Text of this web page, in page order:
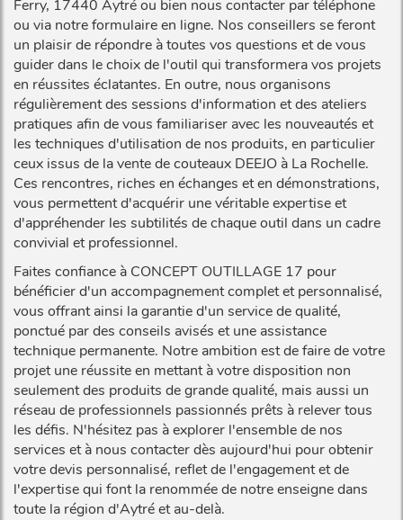
Ferry, 17440 Aytré ou bien nous contacter par téléphone
ou via notre formulaire en ligne. Nos conseillers se feront
un plaisir de répondre à toutes vos questions et de vous
guider dans le choix de l'outil qui transformera vos projets
en réussites éclatantes. En outre, nous organisons
régulièrement des sessions d'information et des ateliers
pratiques afin de vous familiariser avec les nouveautés et
les techniques d'utilisation de nos produits, en particulier
ceux issus de la vente de couteaux DEEJO à La Rochelle.
Ces rencontres, riches en échanges et en démonstrations,
vous permettent d'acquérir une véritable expertise et
d'appréhender les subtilités de chaque outil dans un cadre
convivial et professionnel.
Faites confiance à CONCEPT OUTILLAGE 17 pour
bénéficier d'un accompagnement complet et personnalisé,
vous offrant ainsi la garantie d'un service de qualité,
ponctué par des conseils avisés et une assistance
technique permanente. Notre ambition est de faire de votre
projet une réussite en mettant à votre disposition non
seulement des produits de grande qualité, mais aussi un
réseau de professionnels passionnés prêts à relever tous
les défis. N'hésitez pas à explorer l'ensemble de nos
services et à nous contacter dès aujourd'hui pour obtenir
votre devis personnalisé, reflet de l'engagement et de
l'expertise qui font la renommée de notre enseigne dans
toute la région d'Aytré et au-delà.